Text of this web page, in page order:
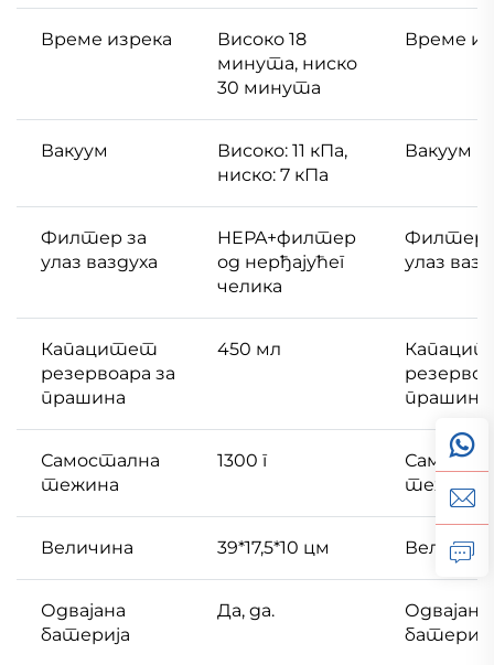
Време изрека
Високо 18
минута, ниско
30 минута
Време
Вакуум
Високо: 11 кПа,
ниско: 7 кПа
Вакуум
Филтер за
улаз ваздуха
HEPA+филтер
од нерђајућег
челика
Филтер
улаз
Капацитет
резервоара за
прашина
450 мл
прашина
Самостална
тежина
1300 г
тежина
Величина 39*17,5*10 цм
Одвајана
батерија
Да, да.
Одвајана
батерија